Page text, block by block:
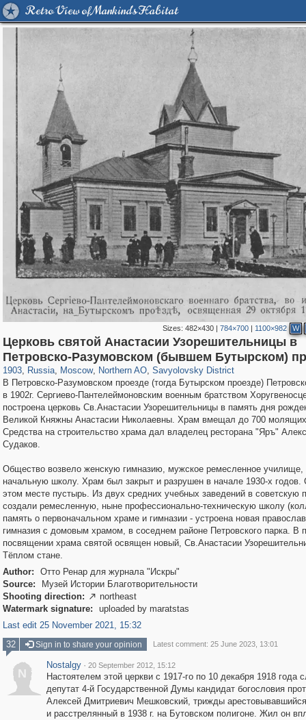
Retro View of Mankind's Habitat
Sizes:482×430 |784×700 | 1100×982 W
Церковь святой Анастасии Узорешительницы в
Петровско-Разумовском (бывшем Бутырском)
1903, Russia
1,406,144 29,243
, Moscow
319,779 8,286
, Northern AO
22,533 598
, Savyolovsky District
835 9
В Петровско-Разумовском проезде (тогда Бутырском проезде)
в 1902г. Сергиево-Пантелеймоновским военным братством
построена церковь Св.Анастасии Узорешительницы в память дня
Великой Княжны Анастасии Николаевны. Храм вмещал до 700
Средства на строительство храма дал владелец ресторана "Яръ"
Судаков.
Общество возвело женскую гимназию, мужское ремесленное училище,
начальную школу. Храм был закрыт и разрушен в начале 1930-х годов.
этом месте пустырь. Из двух средних учебных заведений в советскую
создали ремесленную, ныне профессионально-техническую школу
память о первоначальном храме и гимназии - устроена новая
гимназия с домовым храмом, в соседнем районе Петровского парка. В
посвящении храма святой освящен новый, Св.Анастасии
Тёплом стане.
Author:
Отто Ренар для журнала "Искры"
Source:
Музей Истории Благотворительности
Shooting direction:  northeast
Watermark signature:
uploaded by maratstas
Last edit 25 November 2021, 15:32
32
Sign in to share your opinion Latest comment: 25 June 2023, 13:01
N
Nostalgy · 20 September 2012, 15:12
Настоятелем этой церкви с 1917-го по 10 декабря 1918 года
депутат 4-й Государственной Думы кандидат богословия
Алексей Дмитриевич Мешковский, трижды
и расстрелянный в 1938 г. на Бутовском полигоне. Жил он